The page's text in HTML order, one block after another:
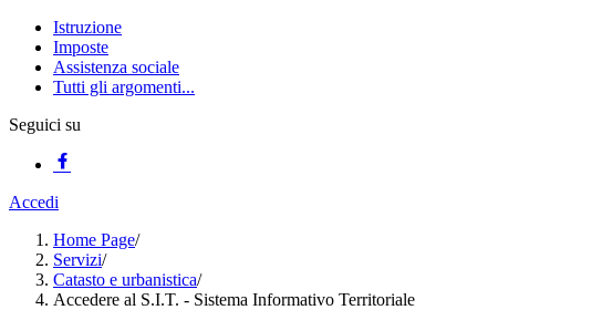
Istruzione
Imposte
Assistenza sociale
Tutti gli argomenti...
Seguici su
Accedi
Home Page/
Servizi/
Catasto e urbanistica/
Accedere al S.I.T. - Sistema Informativo Territoriale